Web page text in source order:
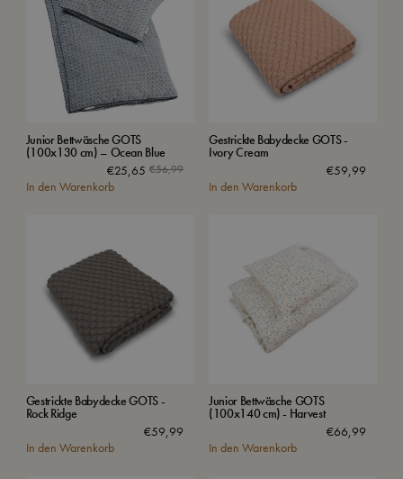
Junior Bettwäsche GOTS
(100x130 cm) – Ocean Blue
€56,99
€25,65
In den Warenkorb
Gestrickte Babydecke GOTS -
Ivory Cream
€59,99
In den Warenkorb
Gestrickte Babydecke GOTS -
Rock Ridge
€59,99
In den Warenkorb
Junior Bettwäsche GOTS
(100x140 cm) - Harvest
€66,99
In den Warenkorb